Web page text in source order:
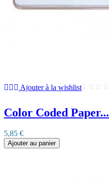
Ajouter à la wishlist
Color Coded Paper...
5,85 €
Ajouter au panier